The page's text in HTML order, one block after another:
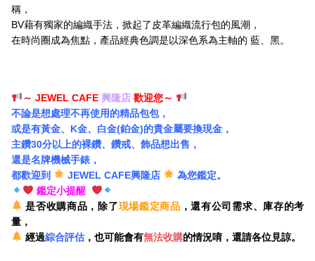
稱，
BV藉有獨家的編織手法，掀起了皮革編織流行包的風潮，
在時尚圈成為焦點，產品經典色調是以深色系為主軸的 藍、黑。
～ JEWEL CAFE 興隆店歡迎您～
不論是想處理不再使用的精品包包，
或是有黃金、K金、白金(鉑金)的貴金屬要換現金，
主鑽30分以上的裸鑽、鑽戒、飾品想出售，
還是名牌機械手錶，
都歡迎到
JEWEL CAFE興隆店
為您鑑定。
鑑定小提醒
是否收購商品，除了現場鑑定商品 ，還有公司需求、庫存的考
量，
經過綜合評估，也可能會有無法收購的情況唷，還請各位見諒。